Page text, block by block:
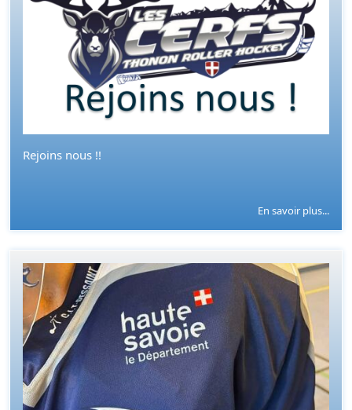
Rejoins nous !!
En savoir plus...